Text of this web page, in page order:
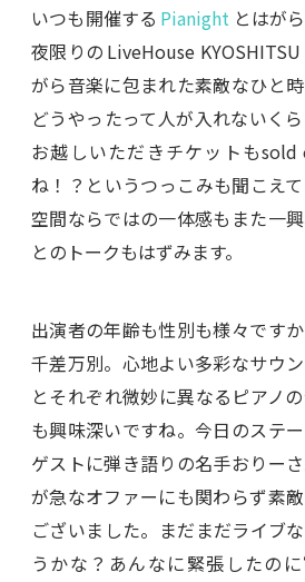
いつも開催する Pianight とはが
夜限りの LiveHouse
がら音楽に包まれた素敵なひと
どうやったって人が入れないく
お越しいただきチケットも
ね！？というつっこみも聞こえ
空間ならではの一体感もまた一
とのトークもはずみます。
出演者の年齢も性別も様々です
千差万別。心地よい多彩なサウ
とそれぞれ微妙に異なるピアノ
も興味深いですね。今日のステ
ゲストに弾き語りの名手おりー
が急なオファーにも関わらず素
ございました。まだまだライブ
うかな？あんなに緊張したの